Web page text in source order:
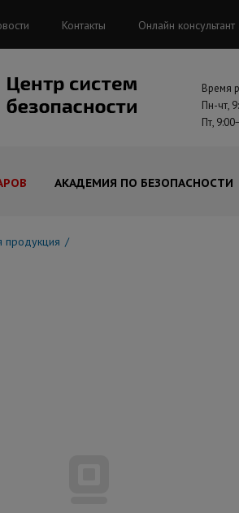
Контакты Онлайн консультант
Время
Пн-чт,
Пт,
АКАДЕМИЯ ПО БЕЗОПАСНОСТИ
продукция